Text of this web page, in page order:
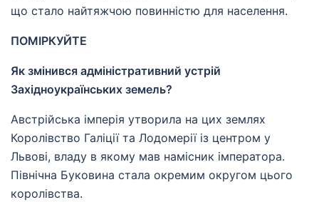
що стало найтяжчою повинністю для населення.
ПОМІРКУЙТЕ
Як змінився адміністративний устрій
Західноукраїнських земель?
Австрійська імперія утворила на цих землях
Королівство Галіції та Лодомерії із центром у
Львові, владу в якому мав намісник імператора.
Північна Буковина стала окремим округом цього
королівства.